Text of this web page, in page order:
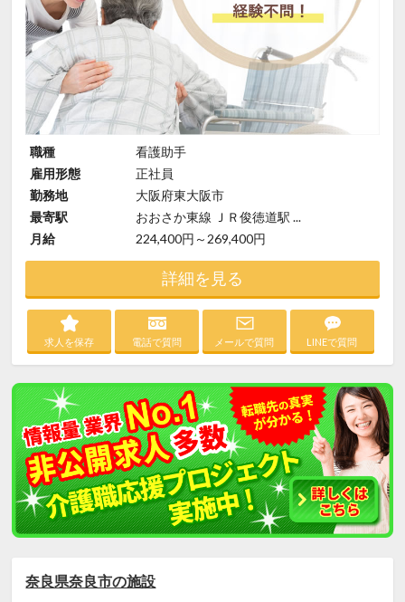
職種
看護助手
雇用形態
正社員
勤務地
大阪府東大阪市
最寄駅
おおさか東線 ＪＲ俊徳道駅 ...
月給
224,400円～269,400円
詳細を見る
求人を保存 電話で質問 メールで質問 LINEで質問
奈良県奈良市の施設